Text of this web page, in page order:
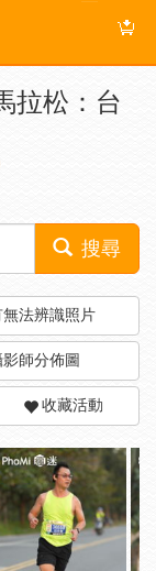
拉松：台
搜尋
無法辨識照片
影師分佈圖
收藏活動